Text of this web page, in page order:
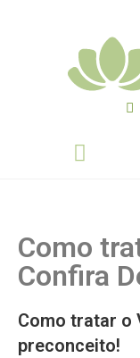
Como
Confira
Como tratar o
preconceito!